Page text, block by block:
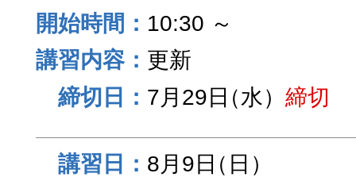
10:30 ～
更新
7月29日（水） 締切
8月9日（日）